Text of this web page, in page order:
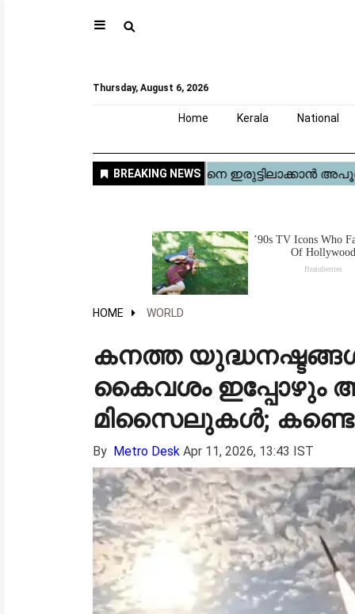
⚲
Thursday, August 6, 2026
Home Kerala National
HOME WORLD
കനത്ത യുദ്ധനഷ്ടങ്ങൾ
കൈവശം ഇപ്പോഴും
മിസൈലുകൾ;
By Metro Desk Apr 11, 2026, 13:43 IST